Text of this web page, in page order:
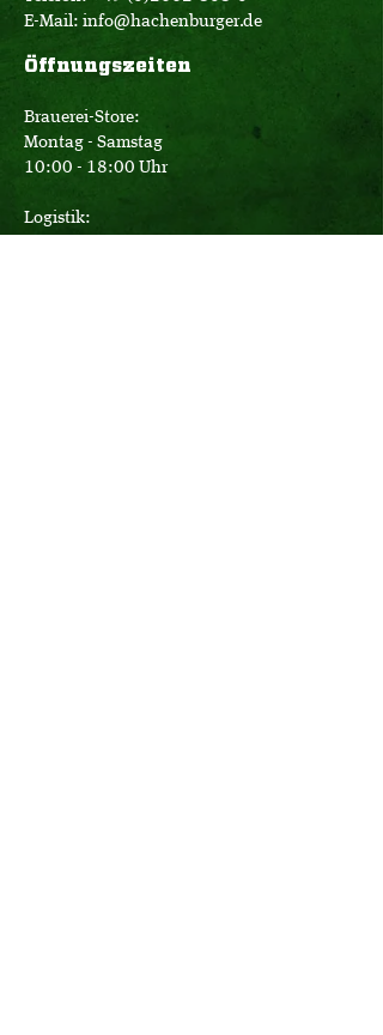
E-Mail: info@hachenburger.de
Öffnungszeiten
Brauerei-Store:
Montag - Samstag
10:00 - 18:00 Uhr
Logistik: